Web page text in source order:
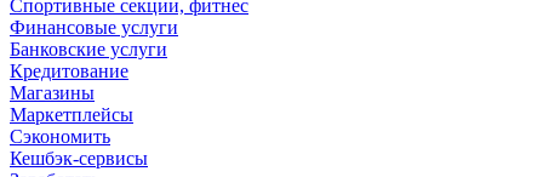
Спортивные секции, фитнес
Финансовые услуги
Банковские услуги
Кредитование
Магазины
Маркетплейсы
Сэкономить
Кешбэк-сервисы